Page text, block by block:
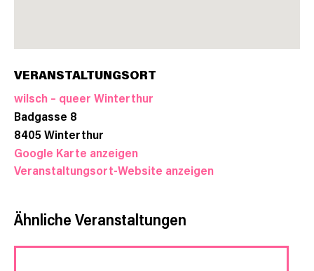
VERANSTALTUNGSORT
wilsch – queer Winterthur
Badgasse 8
8405Winterthur
Google Karte anzeigen
Veranstaltungsort-Website anzeigen
Ähnliche Veranstaltungen